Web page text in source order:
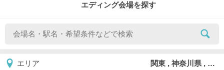
エディング会場を探す
エリア 関東 , 神奈川県 , 横浜市 , 横浜市港北区